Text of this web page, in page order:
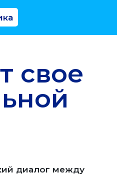
свое
диалог между